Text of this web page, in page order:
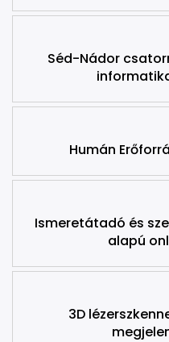
Séd-Nádor
Humán
Ismeretátadó és
alapú
3D